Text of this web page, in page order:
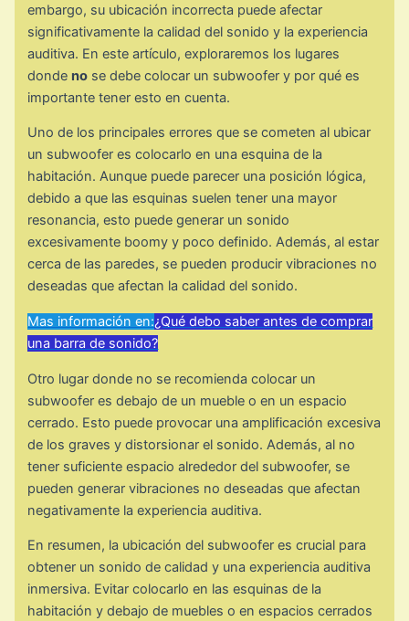
embargo, su ubicación incorrecta puede afectar
significativamente la calidad del sonido y la experiencia
auditiva. En este artículo, exploraremos los lugares
donde no se debe colocar un subwoofer y por qué es
importante tener esto en cuenta.
Uno de los principales errores que se cometen al ubicar
un subwoofer es colocarlo en una esquina de la
habitación. Aunque puede parecer una posición lógica,
debido a que las esquinas suelen tener una mayor
resonancia, esto puede generar un sonido
excesivamente boomy y poco definido. Además, al estar
cerca de las paredes, se pueden producir vibraciones no
deseadas que afectan la calidad del sonido.
Mas información en:¿Qué debo saber antes de comprar
una barra de sonido?
Otro lugar donde no se recomienda colocar un
subwoofer es debajo de un mueble o en un espacio
cerrado. Esto puede provocar una amplificación excesiva
de los graves y distorsionar el sonido. Además, al no
tener suficiente espacio alrededor del subwoofer, se
pueden generar vibraciones no deseadas que afectan
negativamente la experiencia auditiva.
En resumen, la ubicación del subwoofer es crucial para
obtener un sonido de calidad y una experiencia auditiva
inmersiva. Evitar colocarlo en las esquinas de la
habitación y debajo de muebles o en espacios cerrados